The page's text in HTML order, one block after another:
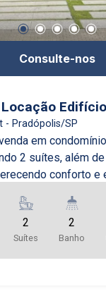
Consulte-nos
- Pradópolis/SP
em
2 suítes, além
conforto e
O imóvel conta com
localizado em um
academia, área de
e segurança 24h.
de vida,
2
Suítes
2
Banho